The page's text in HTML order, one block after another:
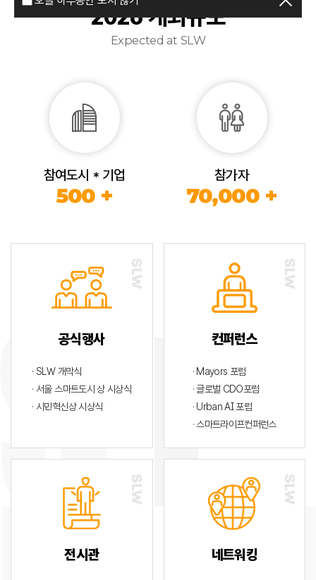
2026 개최규모
Expected at SLW
참여도시 * 기업
500 +
참가자
70,000 +
공식행사
· SLW 개막식
· 서울 스마트도시 상 시상식
· 시민혁신상 시상식
컨퍼런스
· Mayors 포럼
· 글로벌 CDO포럼
· Urban AI 포럼
· 스마트라이프컨퍼런스
전시관 네트워킹